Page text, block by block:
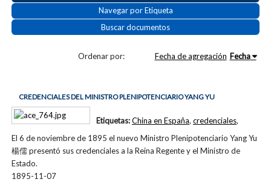
Navegar por Etiqueta
Buscar documentos
Ordenar por: Fecha de agregación Fecha
CREDENCIALES DEL MINISTRO PLENIPOTENCIARIO YANG YU
El 6 de noviembre de 1895 el nuevo Ministro Plenipotenciario Yang Yu
楊儒 presentó sus credenciales a la Reina Regente y el Ministro de
Estado.
1895-11-07
Etiquetas:China en España, credenciales,